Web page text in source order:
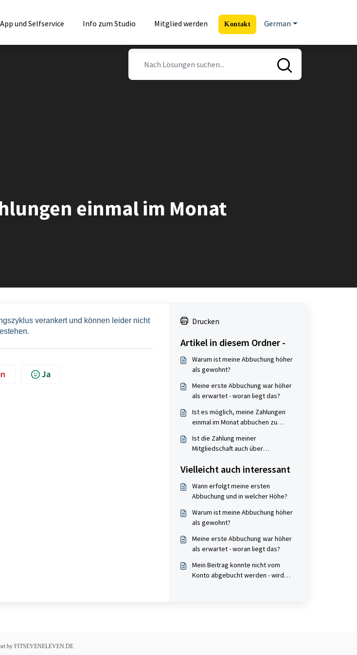
App und Selfservice Info zum Studio Mitglied werden Kontakt German
einmal im Monat
verankert und können leider nicht
Ja
Drucken
Artikel in diesem Ordner -
Warum ist meine Abbuchung höher
als gewohnt?
Meine erste Abbuchung war höher
als erwartet - woran liegt das?
Ist es möglich, meine Zahlungen
einmal im Monat abbuchen zu
Ist die Zahlung meiner
Mitgliedschaft auch über
Vielleicht auch interessant
Wann erfolgt meine ersten
Abbuchung und in welcher Höhe?
Warum ist meine Abbuchung höher
als gewohnt?
Meine erste Abbuchung war höher
als erwartet - woran liegt das?
Mein Beitrag konnte nicht vom
Konto abgebucht werden - wird
by FITSEVENELEVEN.DE